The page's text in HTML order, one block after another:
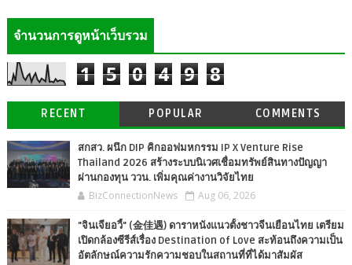
จำนวนการดูหน้าเว็บรวม
1 5 0 4 9 8
RECENT POPULAR COMMENTS
สกสว. ผนึก DIP คิกออฟมหกรรม IP X Venture Rise
Thailand 2026 สร้างระบบนิเวศเชื่อมทรัพย์สินทางปัญญา
ผ่านกองทุน ววน. เพิ่มคุณค่างานวิจัยไทย
BizConnectionNews Aug 06, 2026
"จินเจียอวี้" (金佳遇) ดาราหนังแนวตั้งชาวจีนเยือนไทย เตรียม
เปิดกล้องซีรีส์เรื่อง Destination of Love สะท้อนถึงความเป็น
อัตลักษณ์ความรักความชอบในสถานที่ที่ได้มาสัมผัส